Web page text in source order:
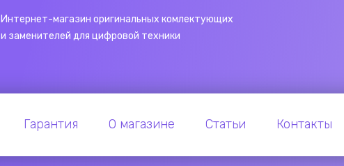
Интернет-магазин оригинальных комлектующих
и заменителей для цифровой техники
Гарантия О магазине Статьи Контакты